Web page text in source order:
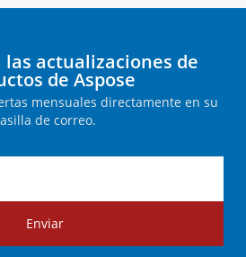
las actualizaciones de
de Aspose
mensuales directamente en su
de correo.
Enviar